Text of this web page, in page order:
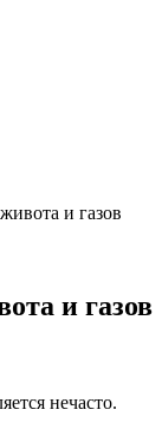
и газов
и газов
нечасто.